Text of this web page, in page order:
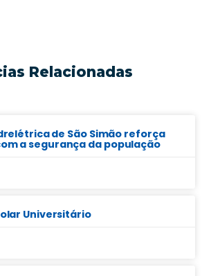
Relacionadas
de São Simão reforça
a segurança da população
Universitário